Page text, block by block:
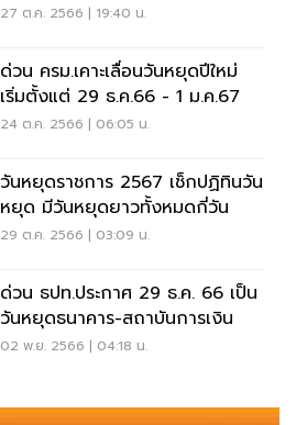
27 ต.ค. 2566 | 19:40 น.
ด่วน ครม.เคาะเลื่อนวันหยุดปีใหม่
เริ่มตั้งแต่ 29 ธ.ค.66 - 1 ม.ค.67
24 ต.ค. 2566 | 06:05 น.
วันหยุดราชการ 2567 เช็กปฏิทินวัน
หยุด มีวันหยุดยาวทั้งหมดกี่วัน
29 ต.ค. 2566 | 03:09 น.
ด่วน ธปท.ประกาศ 29 ธ.ค. 66 เป็น
วันหยุดธนาคาร-สถาบันการเงิน
02 พ.ย. 2566 | 04:18 น.